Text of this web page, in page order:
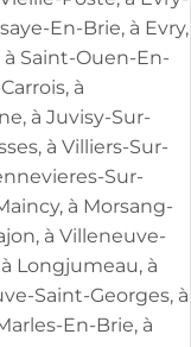
En-Brie, à Evry,
Saint-Ouen-En-
à
à Juvisy-Sur-
à Villiers-Sur-
Sur-
à Morsang-
à Villeneuve-
Longjumeau, à
Saint-Georges, à
En-Brie, à